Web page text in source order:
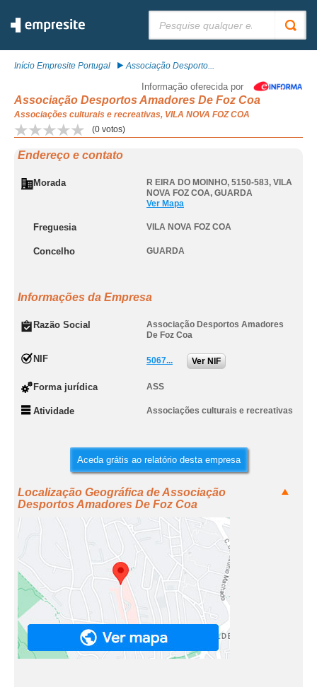
Início Empresite Portugal Associação Desporto...
Informação oferecida por
Associação Desportos Amadores De Foz Coa
Associações culturais e recreativas, VILA NOVA FOZ COA
(0 votos)
Endereço e contato
Morada R EIRA DO MOINHO, 5150-583, VILA
NOVA FOZ COA, GUARDA
Ver Mapa
Freguesia VILA NOVA FOZ COA
Concelho GUARDA
Informações da Empresa
Razão Social
Associação Desportos Amadores
De Foz Coa
NIF 5067... Ver NIF
Forma jurídica ASS
Atividade Associações culturais e recreativas
Aceda grátis ao relatório desta empresa
Localização Geográfica de Associação
Desportos Amadores De Foz Coa